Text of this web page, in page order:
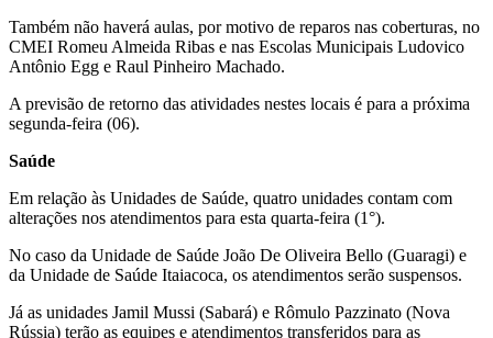
Também não haverá aulas, por motivo de reparos nas coberturas, no
CMEI Romeu Almeida Ribas e nas Escolas Municipais Ludovico
Antônio Egg e Raul Pinheiro Machado.
A previsão de retorno das atividades nestes locais é para a próxima
segunda-feira (06).
Saúde
Em relação às Unidades de Saúde, quatro unidades contam com
alterações nos atendimentos para esta quarta-feira (1°).
No caso da Unidade de Saúde João De Oliveira Bello (Guaragi) e
da Unidade de Saúde Itaiacoca, os atendimentos serão suspensos.
Já as unidades Jamil Mussi (Sabará) e Rômulo Pazzinato (Nova
Rússia) terão as equipes e atendimentos transferidos para as